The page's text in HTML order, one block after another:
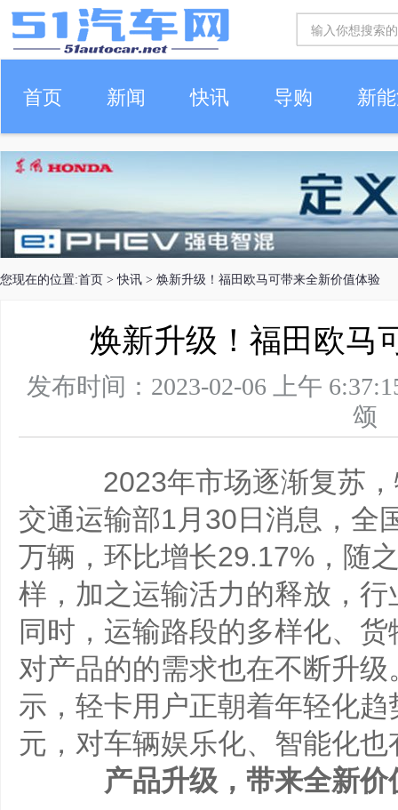
首页 新闻 快讯 导购 新
车生活
您现在的位置:首页 >快讯 > 焕新升级！福田欧马可带来全新价值体验
焕新升级！福田欧马
发布时间：2023-02-06 上午
2023年市场逐渐复苏，
交通运输部1月30日消息，全
万辆，环比增长29.17%，随
样，加之运输活力的释放，
同时，运输路段的多样化、
对产品的的需求也在不断升
示，轻卡用户正朝着年轻化
元，对车辆娱乐化、智能化
产品升级，带来全新价